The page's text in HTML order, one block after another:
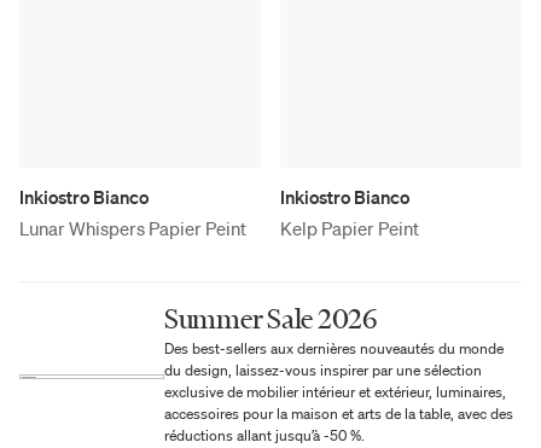
Inkiostro Bianco
Lunar Whispers Papier Peint
Inkiostro Bianco
Kelp Papier Peint
Summer Sale 2026
Des best-sellers aux dernières nouveautés du monde
du design, laissez-vous inspirer par une sélection
exclusive de mobilier intérieur et extérieur, luminaires,
accessoires pour la maison et arts de la table, avec des
réductions allant jusqu’à -50 %.